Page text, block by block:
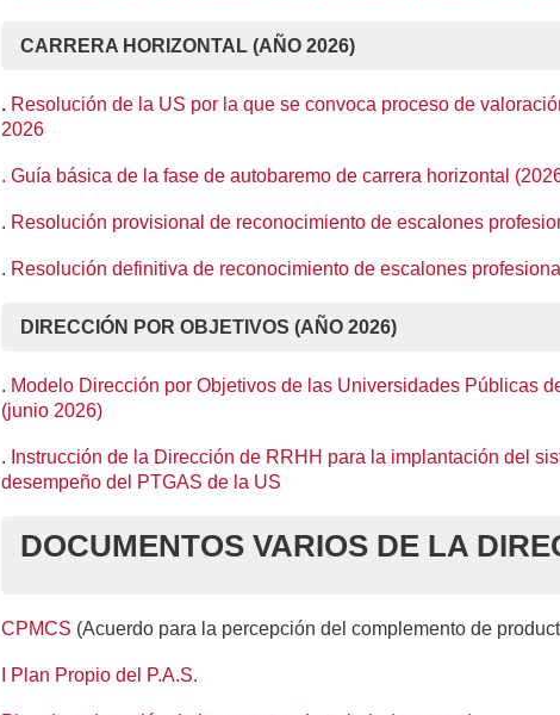
CARRERA HORIZONTAL (AÑO 2026)
. Resolución de la US por la que se convoca proceso de
2026
. Guía básica de la fase de autobaremo de carrera horizontal
. Resolución provisional de reconocimiento de escalones
. Resolución definitiva de reconocimiento de escalones
DIRECCIÓN POR OBJETIVOS (AÑO 2026)
. Modelo Dirección por Objetivos de las Universidades Públicas
(junio 2026)
. Instrucción de la Dirección de RRHH para la implantación del
desempeño del PTGAS de la US
DOCUMENTOS VARIOS DE LA
CPMCS (Acuerdo para la percepción del complemento de
I Plan Propio del P.A.S.